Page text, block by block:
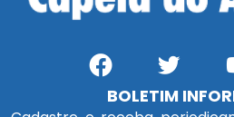
BOLETIM